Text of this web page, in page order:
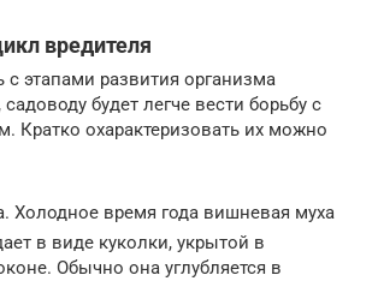
вредителя
этапами развития организма
будет легче вести борьбу с
Кратко охарактеризовать их можно
Холодное время года вишневая муха
в виде куколки, укрытой в
Обычно она углубляется в